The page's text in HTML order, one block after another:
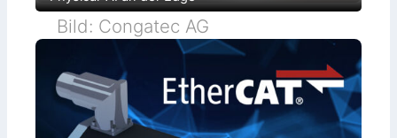
Bild: Congatec AG